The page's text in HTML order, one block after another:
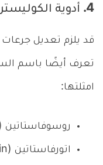
4. أدوية الكوليسترول
قد يلزم تعديل
تعرف أيضًا باسم
امثلتها:
روسوفاستاتين (Rosuvastatin).
اتورفاستاتين (Atorvastatin).